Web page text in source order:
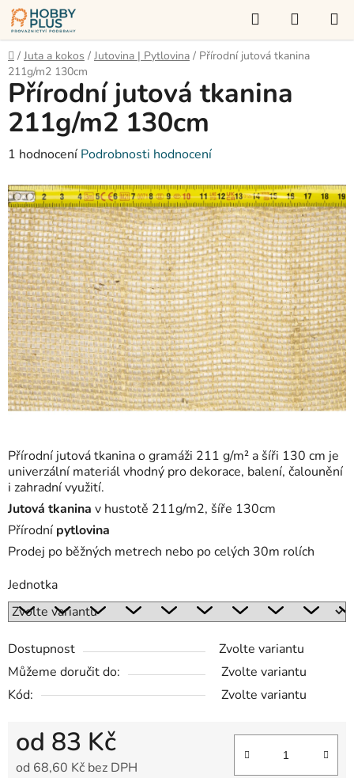
Přejít
na
obsah
Hledat
KOŠÍK
Domů
/ Juta a kokos / Jutovina | Pytlovina / Přírodní jutová tkanina
211g/m2 130cm
Přírodní jutová tkanina o gramáži 211 g/m² a šíři 130 cm je
univerzální materiál vhodný pro dekorace, balení, čalounění
i zahradní využití.
Jutová tkanina v hustotě 211g/m2, šíře 130cm
Přírodní pytlovina
Prodej po běžných metrech nebo po celých 30m rolích
Jednotka
Dostupnost
Zvolte variantu
Můžeme doručit do:
Zvolte variantu
Kód:
Zvolte variantu
od 83 Kč
od 68,60 Kč bez DPH
Přírodní jutová tkanina
211g/m2 130cm
Průměrné
produktu
je
5,0
z
5
hvězdiček.
1 hodnocení Podrobnosti hodnocení